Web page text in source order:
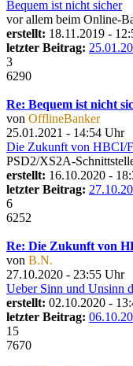
Bequem ist nicht sicher
vor allem beim Online-
erstellt: 18.11.2019 -
letzter Beitrag:
3
6290
Re: Bequem ist nicht
von OfflineBanker
25.01.2021 - 14:54 Uhr
Die Zukunft von HBCI/
PSD2/XS2A-
erstellt: 16.10.2020 -
letzter Beitrag:
6
6252
Re: Die Zukunft von
von B.N.
27.10.2020 - 23:55 Uhr
Ueber Sinn und Unsinn
erstellt: 02.10.2020 -
letzter Beitrag:
15
7670